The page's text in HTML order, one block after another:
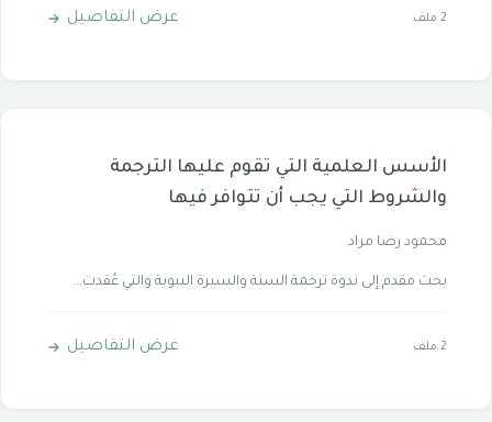
2 ملف عرض التفاصيل
الأسس العلمية التي تقوم عليها الترجمة
والشروط التي يجب أن تتوافر فيها
محمود رضا مراد
بحث مقدم إلى ندوة ترجمة السنة والسيرة النبوية والتي عُقدت...
2 ملف عرض التفاصيل